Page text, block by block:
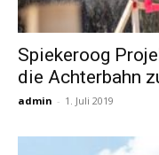
Spiekeroog
die Achterbahn
admin - 1. Juli 2019